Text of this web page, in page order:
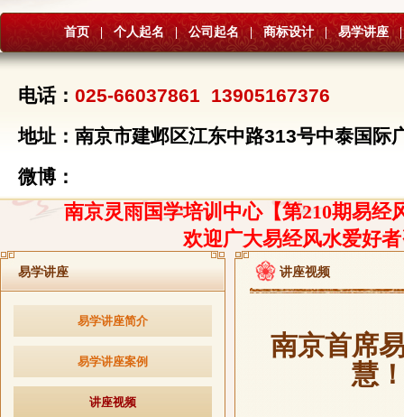
首页 | 个人起名 | 公司起名 | 商标设计 | 易学讲座 |
电话： 025-66037861 13905167376
地址：南京市建邺区江东中路313号中泰国际
微博：
南京灵雨国学培训中心【第210期易经
欢迎广大易经风水爱好
易学讲座
易学讲座简介
易学讲座案例
讲座视频
讲座视频
南京首席
慧